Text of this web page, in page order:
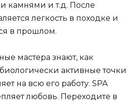
камнями и т.д. После
легкость в походке и
в прошлом.
мастера знают, как
активные точки
на всю его работу. SPA
любовь. Переходите в